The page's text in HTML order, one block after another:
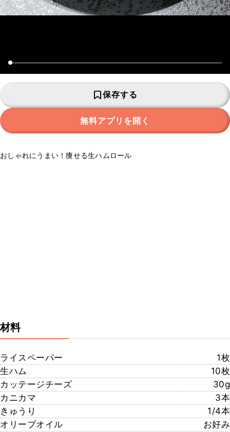
保存する
無料アプリを開く
おしゃれにうまい！痩せる生ハムロール
材料
ライスペーパー
1枚
生ハム
10枚
カッテージチーズ
30g
カニカマ
3本
きゅうり
1/4本
オリーブオイル
お好み